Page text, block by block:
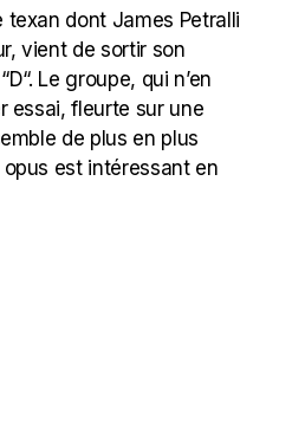
dont James Petralli
vient de sortir son
Le groupe, qui n’en
essai, fleurte sur une
de plus en plus
est intéressant en